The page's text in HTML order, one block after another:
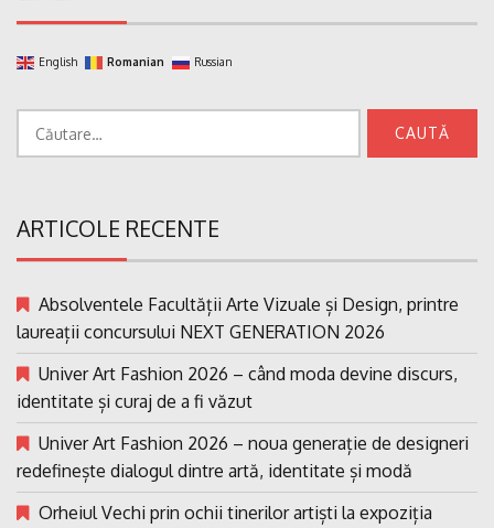
English Romanian Russian
ARTICOLE RECENTE
Absolventele Facultății Arte Vizuale și Design, printre
laureații concursului NEXT GENERATION 2026
Univer Art Fashion 2026 – când moda devine discurs,
identitate și curaj de a fi văzut
Univer Art Fashion 2026 – noua generație de designeri
redefinește dialogul dintre artă, identitate și modă
Orheiul Vechi prin ochii tinerilor artiști la expoziția